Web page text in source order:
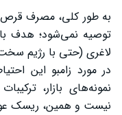
به طور کلی، مصرف
توصیه نمی‌شود؛ هدف
لاغری (حتی با رژیم
در مورد زامبو این
نمونه‌های بازار،
نیست و همین، ریسک